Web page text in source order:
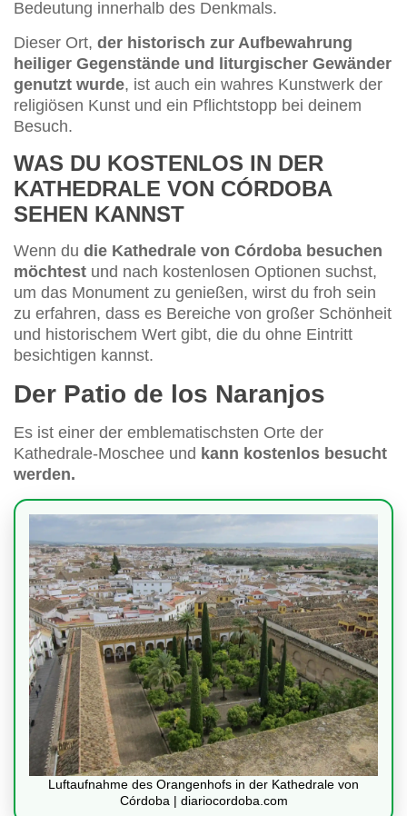
Bedeutung innerhalb des Denkmals.
Dieser Ort, der historisch zur Aufbewahrung
heiliger Gegenstände und liturgischer Gewänder
genutzt wurde, ist auch ein wahres Kunstwerk der
religiösen Kunst und ein Pflichtstopp bei deinem
Besuch.
WAS DU KOSTENLOS IN DER
KATHEDRALE VON CÓRDOBA
SEHEN KANNST
Wenn du die Kathedrale von Córdoba besuchen
möchtest und nach kostenlosen Optionen suchst,
um das Monument zu genießen, wirst du froh sein
zu erfahren, dass es Bereiche von großer Schönheit
und historischem Wert gibt, die du ohne Eintritt
besichtigen kannst.
Der Patio de los Naranjos
Es ist einer der emblematischsten Orte der
Kathedrale-Moschee und kann kostenlos besucht
werden.
Luftaufnahme des Orangenhofs in der Kathedrale von
Córdoba | diariocordoba.com